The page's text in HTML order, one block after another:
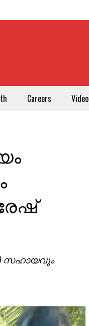
Careers Video
സഹായവും